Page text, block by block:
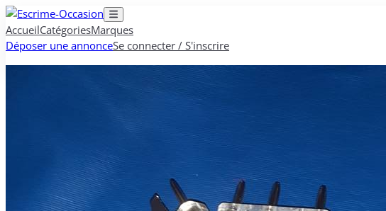
AccueilCatégoriesMarques
Déposer une annonceSe connecter / S'inscrire